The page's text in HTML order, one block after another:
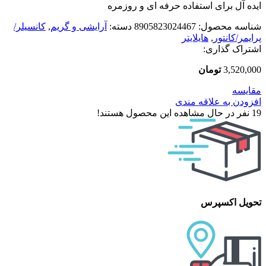
ایده آل برای استفاده حرفه ای و روزمره
شناسه محصول: 8905823024467 دسته: آرایشی و گریم, کانسیلر/
پرایمر/کانتور , هایلایتر
اشتراک گذاری:
3,520,000 تومان
مقایسه
افزودن به علاقه مندی
19 نفر در حال مشاهده این محصول هستند!
تحویل اکسپرس